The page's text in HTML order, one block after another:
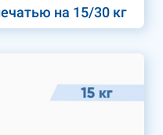
на 15/30 кг